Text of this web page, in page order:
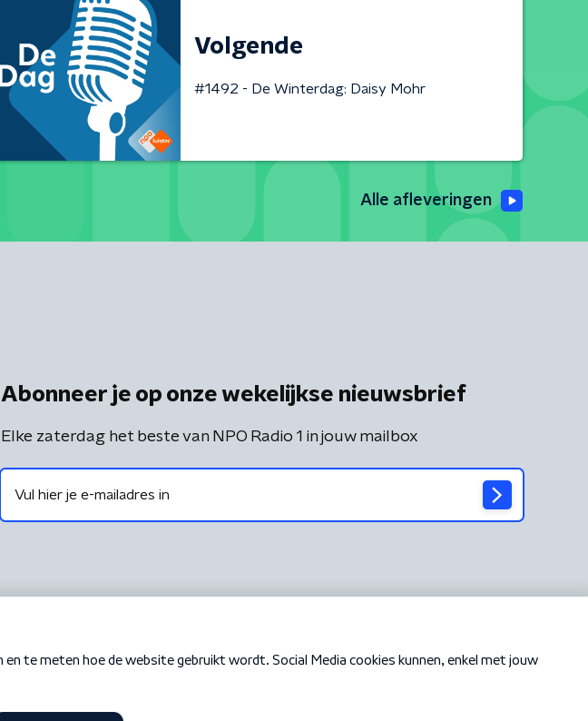
Volgende
#1492 - De Winterdag: Daisy Mohr
Alle afleveringen
Abonneer je op onze wekelijkse nieuwsbrief
Elke zaterdag het beste van NPO Radio 1 in jouw mailbox